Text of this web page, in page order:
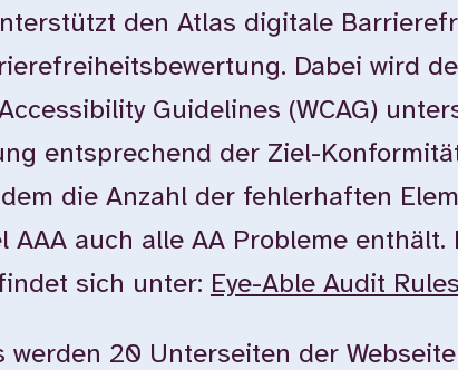
den Atlas digitale
Dabei wird
Guidelines (WCAG)
entsprechend der Ziel-
die Anzahl der fehlerhaften
AAA auch alle AA Probleme
sich unter: Eye-Able Audit Rules
werden 20 Unterseiten der